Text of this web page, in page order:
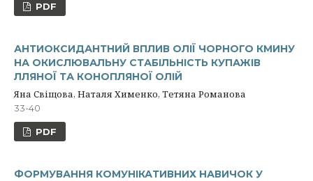
PDF
АНТИОКСИДАНТНИЙ ВПЛИВ ОЛІЇ ЧОРНОГО КМИНУ
НА ОКИСЛЮВАЛЬНУ СТАБІЛЬНІСТЬ КУПАЖІВ
ЛЛЯНОЇ ТА КОНОПЛЯНОЇ ОЛІЙ
Яна Свіщова, Наталя Хименко, Тетяна Романова
33-40
PDF
ФОРМУВАННЯ КОМУНІКАТИВНИХ НАВИЧОК У